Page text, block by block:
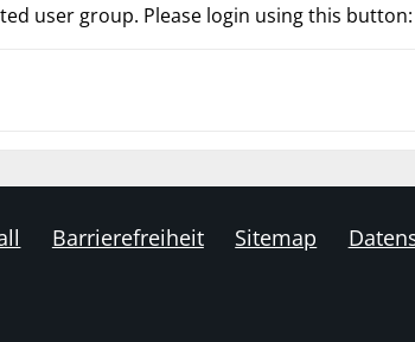
user group. Please login using this button:
Barrierefreiheit Sitemap